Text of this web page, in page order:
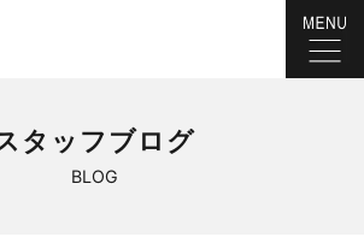
BLOG
タッフブログ